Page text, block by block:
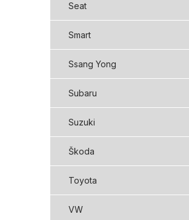
Seat
Smart
Ssang Yong
Subaru
Suzuki
Škoda
Toyota
VW